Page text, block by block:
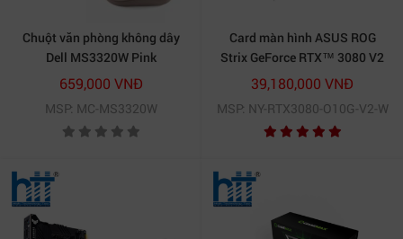
Chuột văn phòng không dây
Dell MS3320W Pink
659,000 VNĐ
MSP: MC-MS3320W
Card màn hình ASUS ROG
Strix GeForce RTX™ 3080 V2
White OC Edition 10GB
GDDR6X (ROG-STRIX-
RTX3080-O10G-V2-WHITE)
39,180,000 VNĐ
MSP: NY-RTX3080-O10G-V2-W